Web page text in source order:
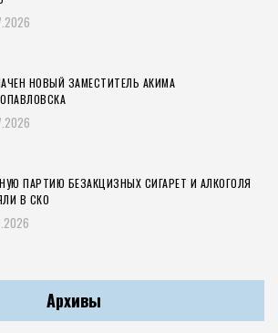
НОВЫЙ ЗАМЕСТИТЕЛЬ АКИМА
ПАРТИЮ БЕЗАКЦИЗНЫХ СИГАРЕТ И АЛКОГОЛЯ
В СКО
Архивы